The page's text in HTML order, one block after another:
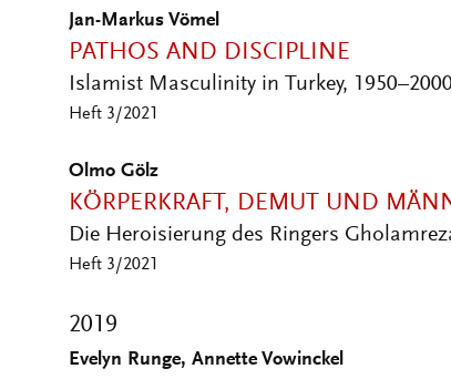
Jan-Markus Vömel
PATHOS AND DISCIPLINE
Islamist Masculinity in Turkey,
Heft 3/2021
Olmo Gölz
KÖRPERKRAFT, DEMUT UND
Die Heroisierung des Ringers
Heft 3/2021
2019
Evelyn Runge, Annette Vowinckel